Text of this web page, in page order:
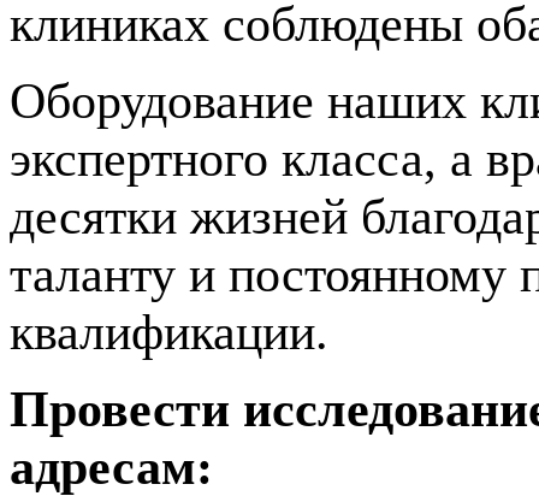
клиниках соблюдены
Оборудование наших
экспертного класса, а
десятки жизней
таланту и
квалификации.
Провести
адресам: